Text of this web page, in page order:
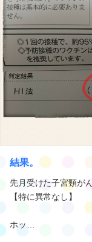
結果。
先月受けた子宮頸が
【特に異常なし】
ホッ…